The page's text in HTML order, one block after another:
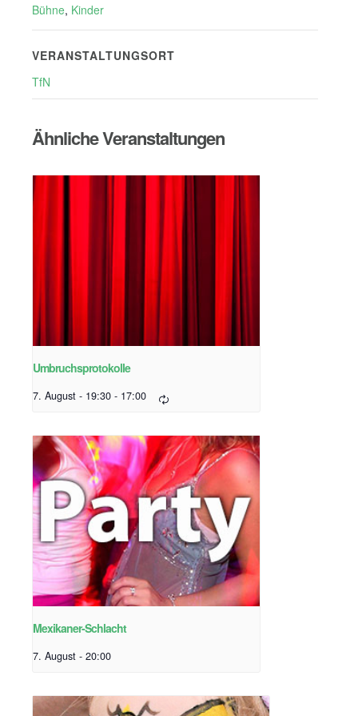
Bühne, Kinder
VERANSTALTUNGSORT
TfN
Ähnliche Veranstaltungen
Umbruchsprotokolle
7. August - 19:30 - 17:00
Mexikaner-Schlacht
7. August - 20:00